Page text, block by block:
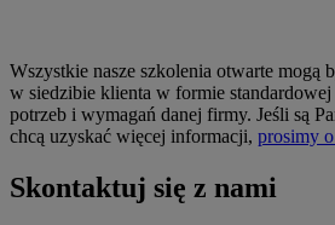
Wszystkie nasze szkolenia otwarte mogą
w siedzibie klienta w formie
potrzeb i wymagań danej firmy. Jeśli są
chcą uzyskać więcej informacji, prosimy
Skontaktuj się z nami